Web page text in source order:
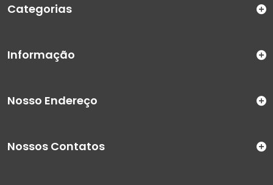
Categorias
Informação
Nosso Endereço
Nossos Contatos